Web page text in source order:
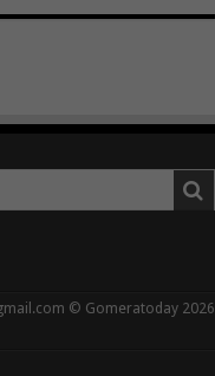
© Gomeratoday 2026